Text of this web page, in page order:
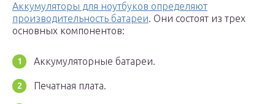
Аккумуляторы для ноутбуков определяют
производительность батареи. Они состоят из трех
основных компонентов:
Аккумуляторные батареи.
Печатная плата.